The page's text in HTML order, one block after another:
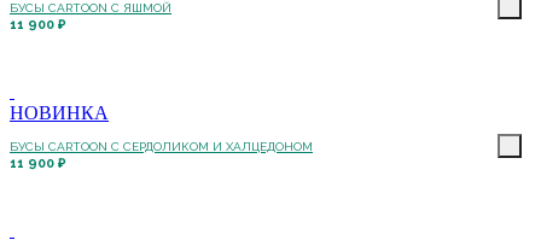
БУСЫ CARTOON С ЯШМОЙ
11 900 ₽
НОВИНКА
БУСЫ CARTOON С СЕРДОЛИКОМ И ХАЛЦЕДОНОМ
11 900 ₽